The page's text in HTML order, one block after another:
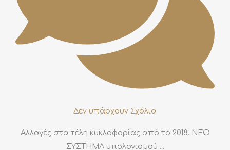
Δεν υπάρχουν Σχόλια
Αλλαγές στα τέλη κυκλοφορίας από το 2018. ΝΕΟ
ΣΥΣΤΗΜΑ υπολογισμού ...